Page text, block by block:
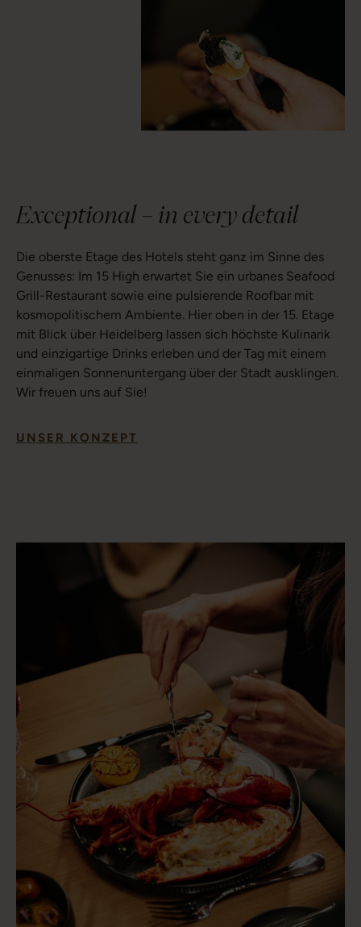
Exceptional – in every detail
Die oberste Etage des Hotels steht ganz im Sinne des
Genusses: Im 15 High erwartet Sie ein urbanes Seafood
Grill-Restaurant sowie eine pulsierende Roofbar mit
kosmopolitischem Ambiente. Hier oben in der 15. Etage
mit Blick über Heidelberg lassen sich höchste Kulinarik
und einzigartige Drinks erleben und der Tag mit einem
einmaligen Sonnenuntergang über der Stadt ausklingen.
Wir freuen uns auf Sie!
UNSER KONZEPT